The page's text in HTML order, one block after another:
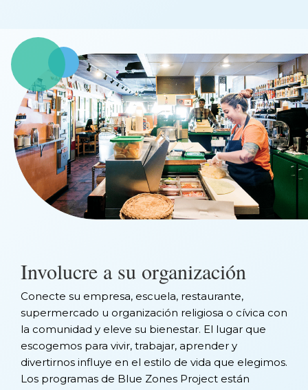
Involucre a su organización
Conecte su empresa, escuela, restaurante,
supermercado u organización religiosa o cívica con
la comunidad y eleve su bienestar. El lugar que
escogemos para vivir, trabajar, aprender y
divertirnos influye en el estilo de vida que elegimos.
Los programas de Blue Zones Project están